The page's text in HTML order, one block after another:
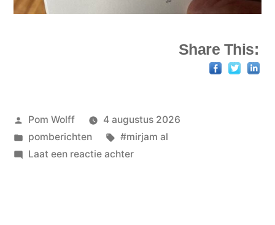
Share This:
Geplaatst
door
Pom Wolff
4 augustus 2026
Geplaatst
in
pomberichten Tags:
#mirjam al
Laat een reactie achterop